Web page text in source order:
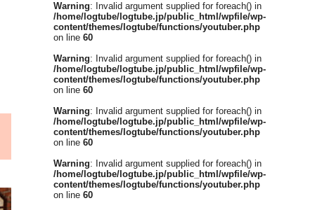
Warning: Invalid argument supplied for foreach() in
/home/logtube/logtube.jp/public_html/wpfile/wp-
content/themes/logtube/functions/youtuber.php
on line 60
Warning: Invalid argument supplied for foreach() in
/home/logtube/logtube.jp/public_html/wpfile/wp-
content/themes/logtube/functions/youtuber.php
on line 60
Warning: Invalid argument supplied for foreach() in
/home/logtube/logtube.jp/public_html/wpfile/wp-
content/themes/logtube/functions/youtuber.php
on line 60
Warning: Invalid argument supplied for foreach() in
/home/logtube/logtube.jp/public_html/wpfile/wp-
content/themes/logtube/functions/youtuber.php
on line 60